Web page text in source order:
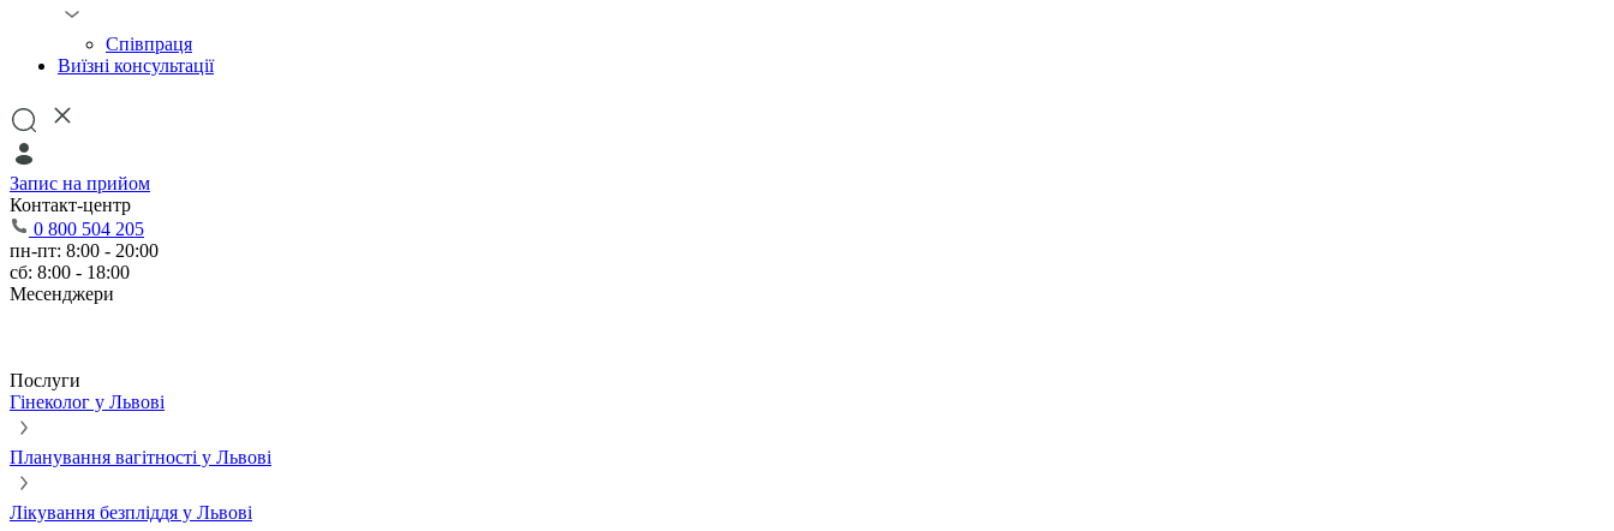
Співпраця
Виїзні консультації
Запис на прийом
Контакт-центр
0 800 504 205
пн-пт: 8:00 - 20:00
сб: 8:00 - 18:00
Месенджери
Послуги
Гінеколог у Львові
Планування вагітності у Львові
Лікування безпліддя у Львові